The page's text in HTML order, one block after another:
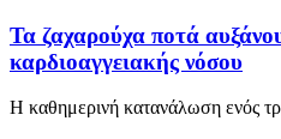
Τα ζαχαρούχα ποτά
καρδιοαγγειακής νόσου
Η καθημερινή κατανάλωση ενός